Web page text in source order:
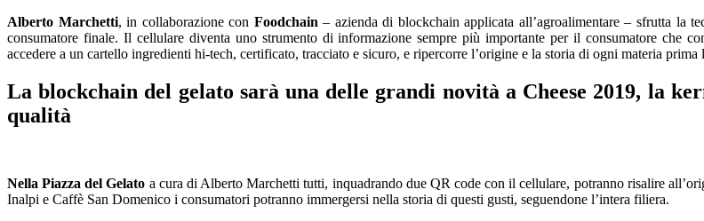
Alberto Marchetti, in collaborazione con Foodchain – azienda di blockchain applicata all’agroalimentare – sfrutta la
consumatore finale. Il cellulare diventa uno strumento di informazione sempre più importante per il consumatore che
accedere a un cartello ingredienti hi-tech, certificato, tracciato e sicuro, e ripercorre l’origine e la storia di ogni materia
La blockchain del gelato sarà una delle grandi novità a Cheese 2019, la
qualità
Nella Piazza del Gelato a cura di Alberto Marchetti tutti, inquadrando due QR code con il cellulare, potranno risalire
Inalpi e Caffè San Domenico i consumatori potranno immergersi nella storia di questi gusti, seguendone l’intera filiera.